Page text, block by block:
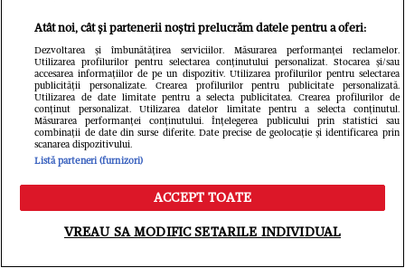
Povestea tânărului cu deficiență de
auz care reprezintă România la
concursuri mondiale de frumusețe:
„Limitele există doar atunci când
renunțăm la visurile noastre”
Meniu Caută
Atât noi, cât și partenerii noștri prelucrăm datele pentru a oferi:
Dezvoltarea și îmbunătățirea serviciilor. Măsurarea performanței reclamelor.
Utilizarea profilurilor pentru selectarea conținutului personalizat. Stocarea și/sau
accesarea informațiilor de pe un dispozitiv. Utilizarea profilurilor pentru selectarea
publicității personalizate. Crearea profilurilor pentru publicitate personalizată.
Utilizarea de date limitate pentru a selecta publicitatea. Crearea profilurilor de
conținut personalizat. Utilizarea datelor limitate pentru a selecta conținutul.
Măsurarea performanței conținutului. Înțelegerea publicului prin statistici sau
combinații de date din surse diferite. Date precise de geolocație și identificarea prin
scanarea dispozitivului.
Listă parteneri (furnizori)
ACCEPT TOATE
VREAU SA MODIFIC SETARILE INDIVIDUAL